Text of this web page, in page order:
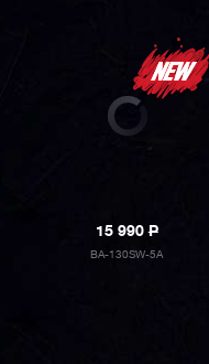
15 990P
BA-130SW-5A